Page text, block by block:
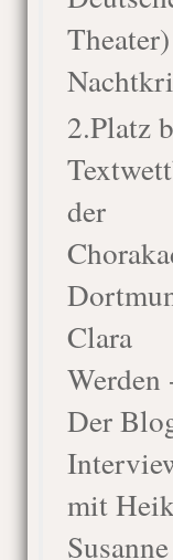
2.Platz
der
Clara
Werden
Der
mit
Susanne